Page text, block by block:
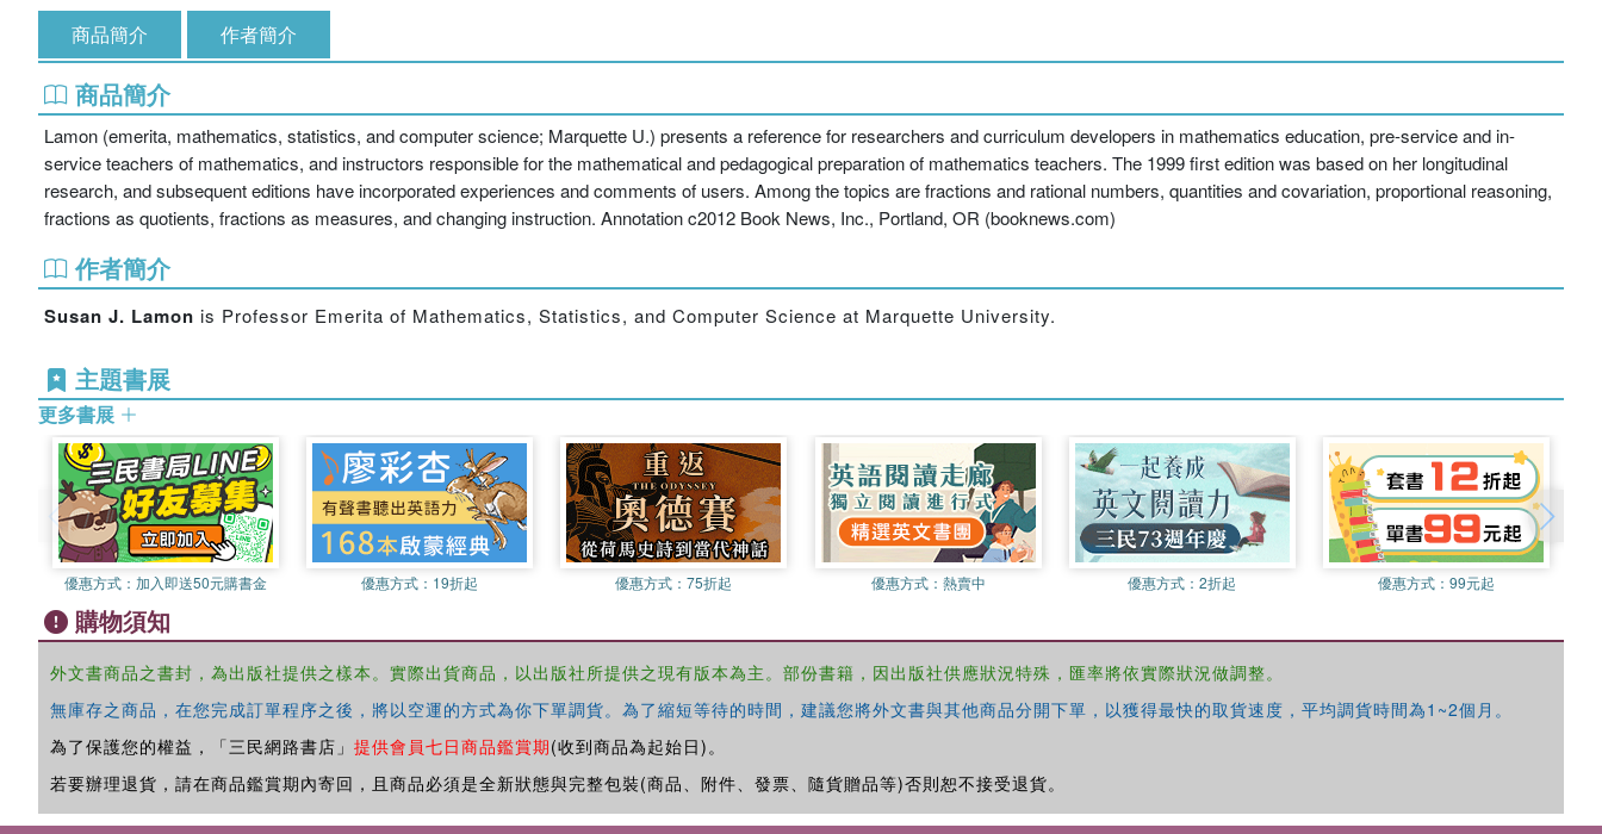
商品簡介 作者簡介
商品簡介
Lamon (emerita, mathematics, statistics, and computer science; Marquette U.) presents a reference for researchers and curriculum developers in mathematics education, pre-service and in-
service teachers of mathematics, and instructors responsible for the mathematical and pedagogical preparation of mathematics teachers. The 1999 first edition was based on her longitudinal
research, and subsequent editions have incorporated experiences and comments of users. Among the topics are fractions and rational numbers, quantities and covariation, proportional reasoning,
fractions as quotients, fractions as measures, and changing instruction. Annotation c2012 Book News, Inc., Portland, OR (booknews.com)
作者簡介
Susan J. Lamon is Professor Emerita of Mathematics, Statistics, and Computer Science at Marquette University.
主題書展
更多書展
優惠方式： 加入即送50元購書金 優惠方式： 19折起 優惠方式：75折起 優惠方式： 熱賣中 優惠方式：2折起 優惠方式：99元起
購物須知
外文書商品之書封，為出版社提供之樣本。實際出貨商品，以出版社所提供之現有版本為主。部份書籍，因出版社供應狀況特殊，匯率將依實際狀況做調整。
無庫存之商品，在您完成訂單程序之後，將以空運的方式為你下單調貨。為了縮短等待的時間，建議您將外文書與其他商品分開下單，以獲得最快的取貨速度，平均調貨時間為1~2個月。
為了保護您的權益，「三民網路書店」 提供會員七日商品鑑賞期(收到商品為起始日)。
若要辦理退貨，請在商品鑑賞期內寄回，且商品必須是全新狀態與完整包裝(商品、附件、發票、隨貨贈品等)否則恕不接受退貨。